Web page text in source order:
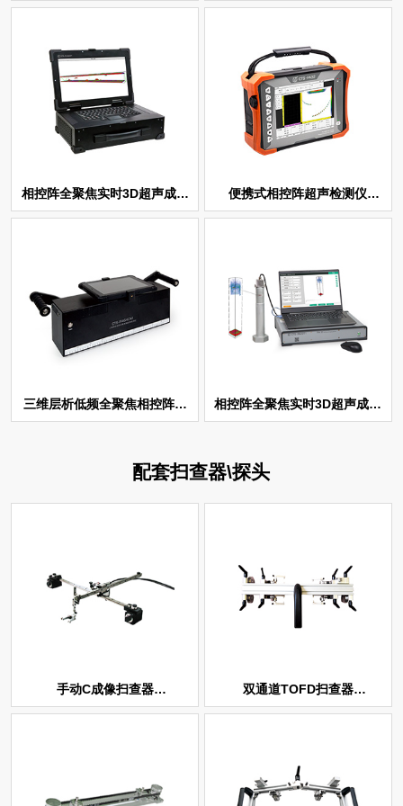
系统 CTS-PA322T CTS-PA32
测仪 CTS-PA64CM 系统 CTS-PA22T1
配套扫查器\探头
SCQcscan-1 SCQtofd-8